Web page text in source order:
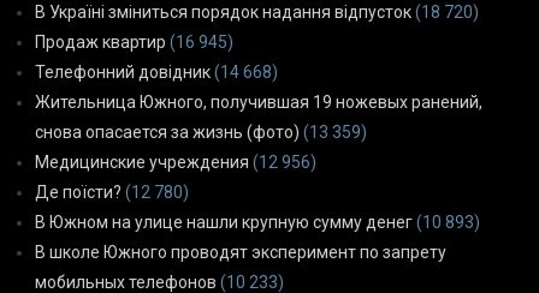
В Україні зміниться порядок надання відпусток(18 720)
Продаж квартир (16 945)
Телефонний довідник(14 668)
Жительница Южного, получившая 19 ножевых ранений,
снова опасается за жизнь (фото) (13 359)
Медицинские учреждения (12 956)
Де поїсти? (12 780)
В Южном на улице нашли крупную сумму денег(10 893)
В школе Южного проводят эксперимент по запрету
мобильных телефонов (10 233)